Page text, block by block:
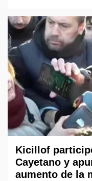
Kicillof
Cayetano y
aumento de la